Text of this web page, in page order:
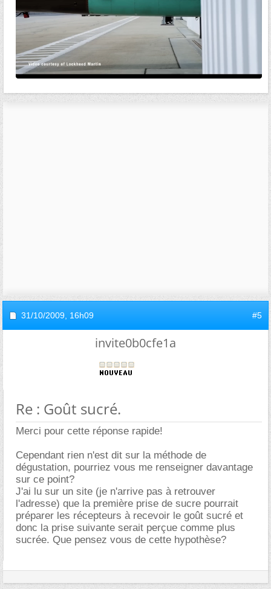
31/10/2009, 16h09 #5
invite0b0cfe1a
Re : Goût sucré.
Merci pour cette réponse rapide!
Cependant rien n'est dit sur la méthode de
dégustation, pourriez vous me renseigner davantage
sur ce point?
J'ai lu sur un site (je n'arrive pas à retrouver
l'adresse) que la première prise de sucre pourrait
préparer les récepteurs à recevoir le goût sucré et
donc la prise suivante serait perçue comme plus
sucrée. Que pensez vous de cette hypothèse?